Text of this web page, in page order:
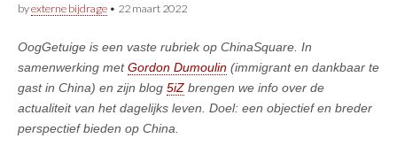
byexterne bijdrage • 22 maart 2022
OogGetuige is een vaste rubriek op ChinaSquare. In
samenwerking metGordon Dumoulin (immigrant en dankbaar te
gast in China) en zijn blog 5iZ brengen we info over de
actualiteit van het dagelijks leven. Doel: een objectief en breder
perspectief bieden op China.